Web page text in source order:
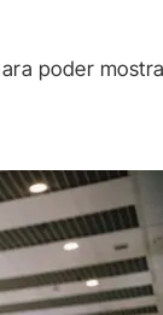
poder